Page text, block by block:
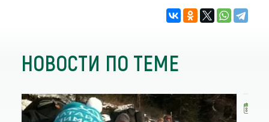
НОВОСТИ ПО ТЕМЕ